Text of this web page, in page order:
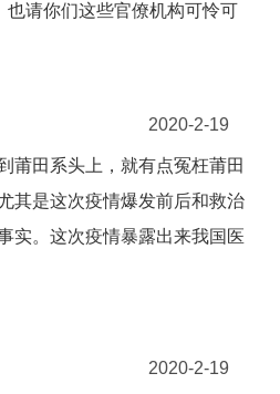
也请你们这些官僚机构可怜可
2020-2-19
莆田系头上，就有点冤枉莆田
其是这次疫情爆发前后和救治
实。这次疫情暴露出来我国医
2020-2-19